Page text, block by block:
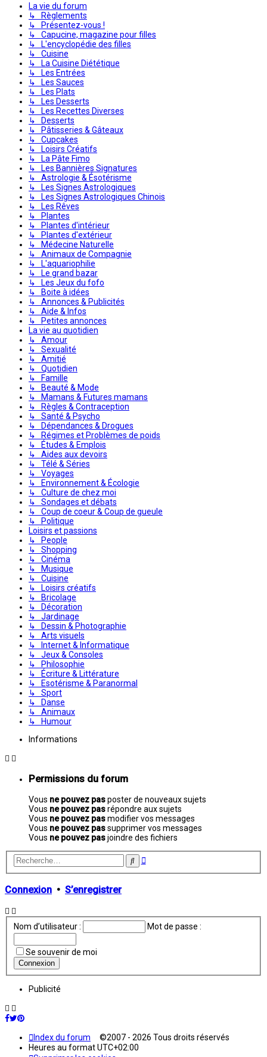
La vie du forum
↳ Règlements
↳ Présentez-vous !
↳ Capucine, magazine pour filles
↳ L'encyclopédie des filles
↳ Cuisine
↳ La Cuisine Diététique
↳ Les Entrées
↳ Les Sauces
↳ Les Plats
↳ Les Desserts
↳ Les Recettes Diverses
↳ Desserts
↳ Pâtisseries & Gâteaux
↳ Cupcakes
↳ Loisirs Créatifs
↳ La Pâte Fimo
↳ Les Bannières Signatures
↳ Astrologie & Ésotérisme
↳ Les Signes Astrologiques
↳ Les Signes Astrologiques Chinois
↳ Les Rêves
↳ Plantes
↳ Plantes d'intérieur
↳ Plantes d'extérieur
↳ Médecine Naturelle
↳ Animaux de Compagnie
↳ L'aquariophilie
↳ Le grand bazar
↳ Les Jeux du fofo
↳ Boite à idées
↳ Annonces & Publicités
↳ Aide & Infos
↳ Petites annonces
La vie au quotidien
↳ Amour
↳ Sexualité
↳ Amitié
↳ Quotidien
↳ Famille
↳ Beauté & Mode
↳ Mamans & Futures mamans
↳ Règles & Contraception
↳ Santé & Psycho
↳ Dépendances & Drogues
↳ Régimes et Problèmes de poids
↳ Études & Emplois
↳ Aides aux devoirs
↳ Télé & Séries
↳ Voyages
↳ Environnement & Écologie
↳ Culture de chez moi
↳ Sondages et débats
↳ Coup de coeur & Coup de gueule
↳ Politique
Loisirs et passions
↳ People
↳ Shopping
↳ Cinéma
↳ Musique
↳ Cuisine
↳ Loisirs créatifs
↳ Bricolage
↳ Décoration
↳ Jardinage
↳ Dessin & Photographie
↳ Arts visuels
↳ Internet & Informatique
↳ Jeux & Consoles
↳ Philosophie
↳ Écriture & Littérature
↳ Esotérisme & Paranormal
↳ Sport
↳ Danse
↳ Animaux
↳ Humour
Informations
Permissions du forum
Vous ne pouvez pasposter de nouveaux sujets
Vous ne pouvez pasrépondre aux sujets
Vous ne pouvez pasmodifier vos messages
Vous ne pouvez passupprimer vos messages
Vous ne pouvez pasjoindre des fichiers
Rechercher
Recherche
Connexion • S’enregistrer
Nom d’utilisateur : Mot de passe :
Se souvenir de moi
Publicité
Index du forum ©2007 - 2026 Tous droits réservés
Heures au formatUTC+02:00